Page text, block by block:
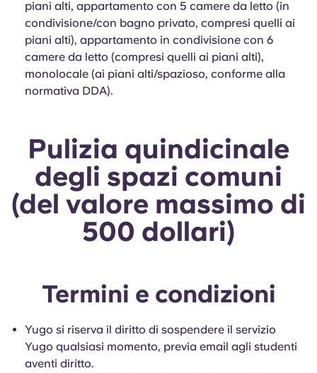
piani alti, appartamento con 5 camere da letto (in
condivisione/con bagno privato, compresi quelli ai
piani alti), appartamento in condivisione con 6
camere da letto (compresi quelli ai piani alti),
monolocale (ai piani alti/spazioso, conforme alla
normativa DDA).
Pulizia quindicinale
degli spazi comuni
(del valore massimo di
500 dollari)
Termini e condizioni
Yugo si riserva il diritto di sospendere il servizio
Yugo qualsiasi momento, previa email agli studenti
aventi diritto.